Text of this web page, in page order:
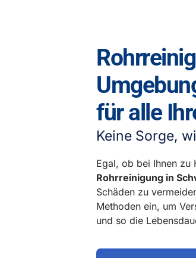
für alle
Keine Sorge,
Egal, ob bei Ihnen zu
Rohrreinigung in
Schäden zu
Methoden ein, um
und so die